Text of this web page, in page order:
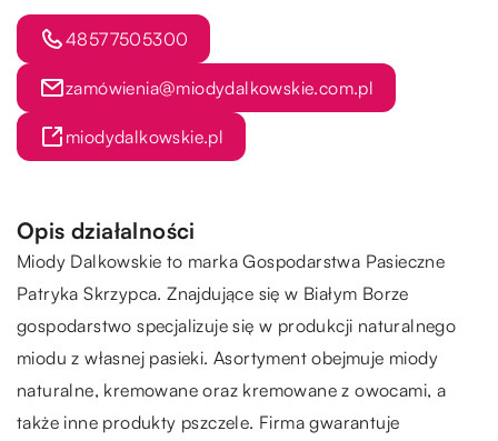
48577505300
zamówienia@miodydalkowskie.com.pl
miodydalkowskie.pl
Opis działalności
Miody Dalkowskie to marka Gospodarstwa Pasieczne
Patryka Skrzypca. Znajdujące się w Białym Borze
gospodarstwo specjalizuje się w produkcji naturalnego
miodu z własnej pasieki. Asortyment obejmuje miody
naturalne, kremowane oraz kremowane z owocami, a
także inne produkty pszczele. Firma gwarantuje